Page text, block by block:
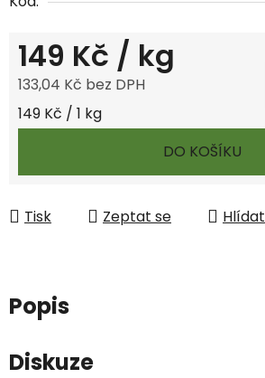
149 Kč / kg
133,04 Kč bez DPH
Měrná cena:
149 Kč / 1 kg
DO KOŠÍKU
Tisk Zeptat se Hlídat
Popis
Diskuze